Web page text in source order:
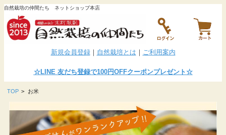
自然栽培の仲間たち ネットショップ本店
新規会員登録｜ 自然栽培とは ｜ ご利用案内
☆LINE友だち登録で100円OFFクーポンプレゼント☆
TOP > お米